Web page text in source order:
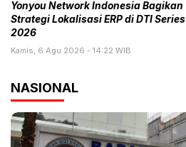
Yonyou Network Indonesia Bagikan
Strategi Lokalisasi ERP di DTI Series
2026
Kamis, 6 Agu 2026 - 14:22 WIB
NASIONAL